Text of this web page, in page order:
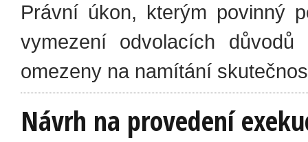
Právní úkon, kterým povinný
vymezení odvolacích
omezeny na namítání
Návrh na provedení